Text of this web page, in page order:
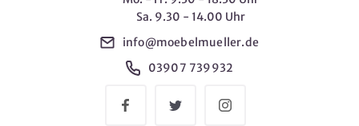
Sa. 9.30 - 14.00 Uhr
info@moebelmueller.de
03907 739932